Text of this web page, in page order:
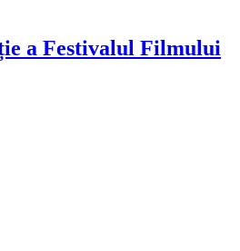
a Festivalul Filmului